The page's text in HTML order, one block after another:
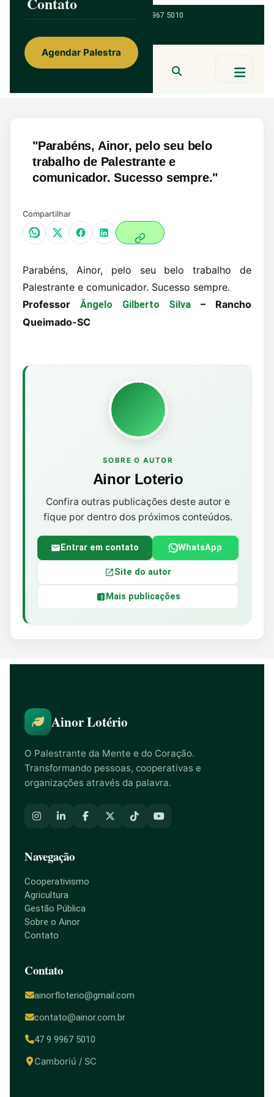
47 9 9967 5010
Ainor Lotério
Agendar Palestra
"Parabéns, Ainor, pelo seu belo
trabalho de Palestrante e
comunicador. Sucesso sempre."
Compartilhar
Parabéns, Ainor, pelo seu belo trabalho de
Palestrante e comunicador. Sucesso sempre.
Professor Ângelo Gilberto Silva – Rancho
Queimado-SC
SOBRE O AUTOR
Ainor Loterio
Confira outras publicações deste autor e
fique por dentro dos próximos conteúdos.
Entrar em contato WhatsApp
Site do autor
Mais publicações
Ainor Lotério
O Palestrante da Mente e do Coração.
Transformando pessoas, cooperativas e
organizações através da palavra.
Navegação
Cooperativismo
Agricultura
Gestão Pública
Sobre o Ainor
Contato
Contato
ainorfloterio@gmail.com
contato@ainor.com.br
47 9 9967 5010
Camboriú / SC